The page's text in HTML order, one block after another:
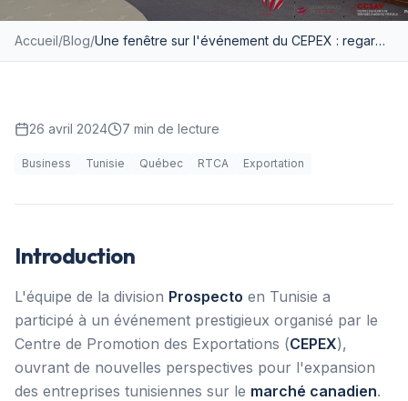
Accueil/Blog/ Une fenêtre sur l'événement du CEPEX : regards sur notre participation et les opportunités futures
26 avril 2024 7 min de lecture
Business Tunisie Québec RTCA Exportation
Introduction
L'équipe de la division Prospecto en Tunisie a
participé à un événement prestigieux organisé par le
Centre de Promotion des Exportations (CEPEX),
ouvrant de nouvelles perspectives pour l'expansion
des entreprises tunisiennes sur le marché canadien.